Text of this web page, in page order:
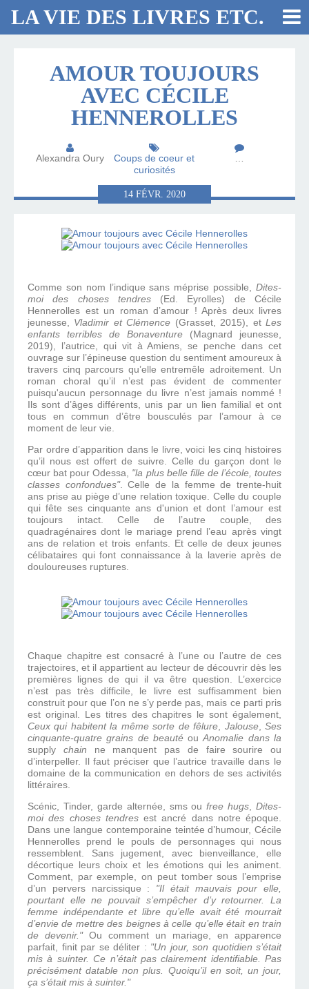
LA VIE DES LIVRES ETC.
AMOUR TOUJOURS
AVEC CÉCILE
HENNEROLLES
Alexandra Oury
Coups de coeur et
curiosités
…
14 FÉVR. 2020
Comme son nom l’indique sans méprise possible, Dites-
moi des choses tendres(Ed. Eyrolles) de Cécile
Hennerolles est un roman d’amour ! Après deux livres
jeunesse, Vladimir et Clémence (Grasset, 2015), etLes
enfants terribles de Bonaventure (Magnard jeunesse,
2019), l’autrice, qui vit à Amiens, se penche dans cet
ouvrage sur l’épineuse question du sentiment amoureux à
travers cinq parcours qu’elle entremêle adroitement. Un
roman choral qu’il n’est pas évident de commenter
puisqu'aucun personnage du livre n’est jamais nommé !
Ils sont d’âges différents, unis par un lien familial et ont
tous en commun d’être bousculés par l’amour à ce
moment de leur vie.
Par ordre d’apparition dans le livre, voici les cinq histoires
qu’il nous est offert de suivre. Celle du garçon dont le
cœur bat pour Odessa, "la plus belle fille de l’école, toutes
classes confondues". Celle de la femme de trente-huit
ans prise au piège d’une relation toxique. Celle du couple
qui fête ses cinquante ans d'union et dont l’amour est
toujours intact. Celle de l’autre couple, des
quadragénaires dont le mariage prend l’eau après vingt
ans de relation et trois enfants. Et celle de deux jeunes
célibataires qui font connaissance à la laverie après de
douloureuses ruptures.
Chaque chapitre est consacré à l’une ou l’autre de ces
trajectoires, et il appartient au lecteur de découvrir dès les
premières lignes de qui il va être question. L’exercice
n’est pas très difficile, le livre est suffisamment bien
construit pour que l’on ne s’y perde pas, mais ce parti pris
est original. Les titres des chapitres le sont également,
Ceux qui habitent la même sorte de fêlure, Jalouse,Ses
cinquante-quatre grains de beautéouAnomalie dans la
supply chain ne manquent pas de faire sourire ou
d’interpeller. Il faut préciser que l’autrice travaille dans le
domaine de la communication en dehors de ses activités
littéraires.
Scénic, Tinder, garde alternée, sms oufree hugs, Dites-
moi des choses tendresest ancré dans notre époque.
Dans une langue contemporaine teintée d’humour, Cécile
Hennerolles prend le pouls de personnages qui nous
ressemblent. Sans jugement, avec bienveillance, elle
décortique leurs choix et les émotions qui les animent.
Comment, par exemple, on peut tomber sous l’emprise
d’un pervers narcissique : "Il était mauvais pour elle,
pourtant elle ne pouvait s’empêcher d’y retourner. La
femme indépendante et libre qu’elle avait été mourrait
d’envie de mettre des beignes à celle qu’elle était en train
de devenir."Ou comment un mariage, en apparence
parfait, finit par se déliter : "Un jour, son quotidien s’était
mis à suinter. Ce n’était pas clairement identifiable. Pas
précisément datable non plus. Quoiqu’il en soit, un jour,
ça s’était mis à suinter."